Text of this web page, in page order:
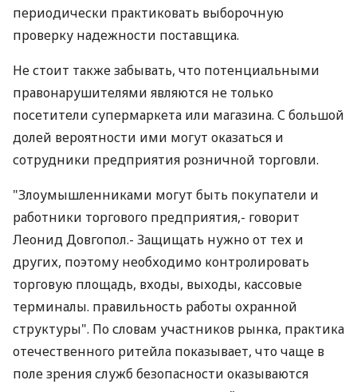
периодически практиковать выборочную
проверку надежности поставщика.
Не стоит также забывать, что потенциальными
правонарушителями являются не только
посетители супермаркета или магазина. С большой
долей вероятности ими могут оказаться и
сотрудники предприятия розничной торговли.
"Злоумышленниками могут быть покупатели и
работники торгового предприятия,- говорит
Леонид Довгопол.- Защищать нужно от тех и
других, поэтому необходимо контролировать
торговую площадь, входы, выходы, кассовые
терминалы. правильность работы охранной
структуры". По словам участников рынка, практика
отечественного ритейла показывает, что чаще в
поле зрения служб безопасности оказываются